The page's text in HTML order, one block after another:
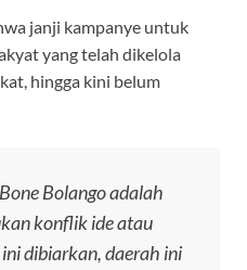
janji kampanye untuk
yang telah dikelola
hingga kini belum
Bolango adalah
konflik ide atau
dibiarkan, daerah ini